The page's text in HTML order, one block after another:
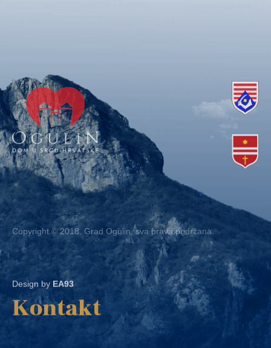
Copyright © 2018. Grad Ogulin, sva prava pridržana.
Design byEA93
Kontakt
Ured: Ulica B.Frankopana 11, 47300 Ogulin